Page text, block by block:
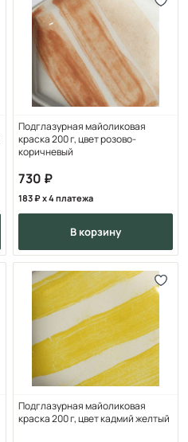
Подглазурная майоликовая
краска 200 г, цвет розово-
коричневый
730
183 x 4 платежа
в корзину
Подглазурная майоликовая
краска 200 г, цвет кадмий желтый